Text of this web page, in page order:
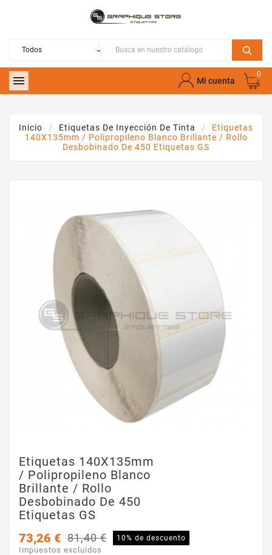
 Mi cuenta
0
Inicio Etiquetas De Inyección De Tinta
Etiquetas
140X135mm / Polipropileno Blanco Brillante / Rollo
Desbobinado De 450 Etiquetas GS
Etiquetas 140X135mm
/ Polipropileno Blanco
Brillante / Rollo
Desbobinado De 450
Etiquetas GS
73,26 € 81,40 € 10% de descuento
Impuestos excluidos